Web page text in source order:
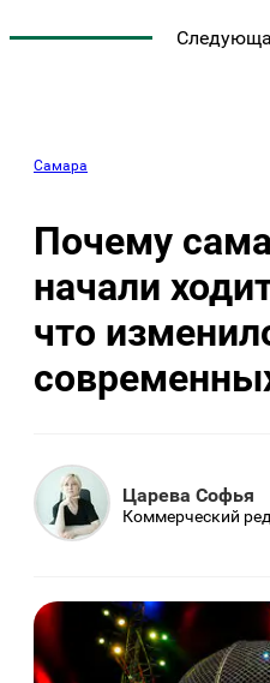
Самара
Почему
начали
что
Царева Софья
Коммерческий